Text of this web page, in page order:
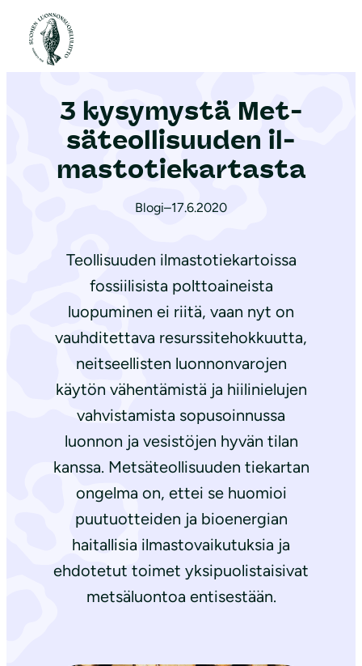
Etusivu
3 kysymystä Met­
sä­teol­li­suu­den il­
mas­to­tie­kar­tas­ta
Blogi–17.6.2020
Teollisuuden ilmastotiekartoissa
fossiilisista polttoaineista
luopuminen ei riitä, vaan nyt on
vauhditettava resurssitehokkuutta,
neitseellisten luonnonvarojen
käytön vähentämistä ja hiilinielujen
vahvistamista sopusoinnussa
luonnon ja vesistöjen hyvän tilan
kanssa. Metsäteollisuuden tiekartan
ongelma on, ettei se huomioi
puutuotteiden ja bioenergian
haitallisia ilmastovaikutuksia ja
ehdotetut toimet yksipuolistaisivat
metsäluontoa entisestään.